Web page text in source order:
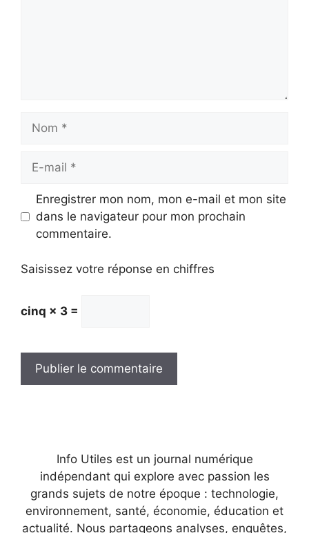
Nom
Enregistrer mon nom, mon e-mail et mon site
dans le navigateur pour mon prochain
commentaire.
Saisissez votre réponse en chiffres
cinq × 3 =
Info Utiles est un journal numérique
indépendant qui explore avec passion les
grands sujets de notre époque : technologie,
environnement, santé, économie, éducation et
actualité. Nous partageons analyses, enquêtes,